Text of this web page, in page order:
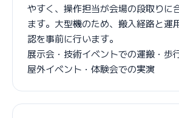
やすく、操作担当が会場の段取りに
ます。大型機のため、搬入経路と運
認を事前に行います。
展示会・技術イベントでの運搬・歩
屋外イベント・体験会での実演